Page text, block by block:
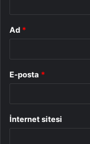
Ad *
E-posta *
İnternet sitesi